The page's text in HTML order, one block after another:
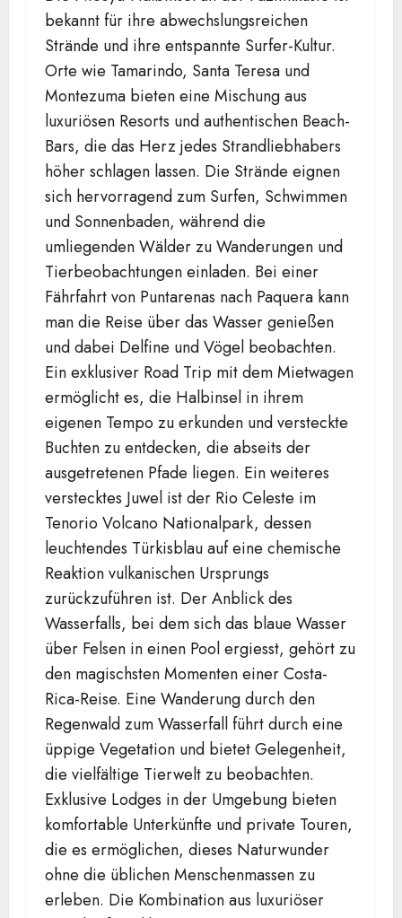
bekannt für ihre abwechslungsreichen
Strände und ihre entspannte Surfer-Kultur.
Orte wie Tamarindo, Santa Teresa und
Montezuma bieten eine Mischung aus
luxuriösen Resorts und authentischen Beach-
Bars, die das Herz jedes Strandliebhabers
höher schlagen lassen. Die Strände eignen
sich hervorragend zum Surfen, Schwimmen
und Sonnenbaden, während die
umliegenden Wälder zu Wanderungen und
Tierbeobachtungen einladen. Bei einer
Fährfahrt von Puntarenas nach Paquera kann
man die Reise über das Wasser genießen
und dabei Delfine und Vögel beobachten.
Ein exklusiver Road Trip mit dem Mietwagen
ermöglicht es, die Halbinsel in ihrem
eigenen Tempo zu erkunden und versteckte
Buchten zu entdecken, die abseits der
ausgetretenen Pfade liegen. Ein weiteres
verstecktes Juwel ist der Rio Celeste im
Tenorio Volcano Nationalpark, dessen
leuchtendes Türkisblau auf eine chemische
Reaktion vulkanischen Ursprungs
zurückzuführen ist. Der Anblick des
Wasserfalls, bei dem sich das blaue Wasser
über Felsen in einen Pool ergiesst, gehört zu
den magischsten Momenten einer Costa-
Rica-Reise. Eine Wanderung durch den
Regenwald zum Wasserfall führt durch eine
üppige Vegetation und bietet Gelegenheit,
die vielfältige Tierwelt zu beobachten.
Exklusive Lodges in der Umgebung bieten
komfortable Unterkünfte und private Touren,
die es ermöglichen, dieses Naturwunder
ohne die üblichen Menschenmassen zu
erleben. Die Kombination aus luxuriöser